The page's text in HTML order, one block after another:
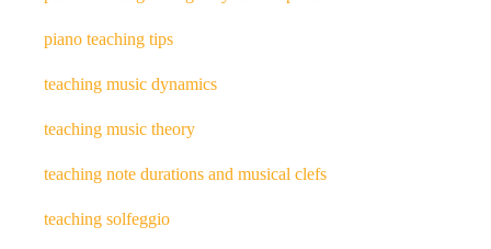
piano teaching tips
teaching music dynamics
teaching music theory
teaching note durations and musical clefs
teaching solfeggio